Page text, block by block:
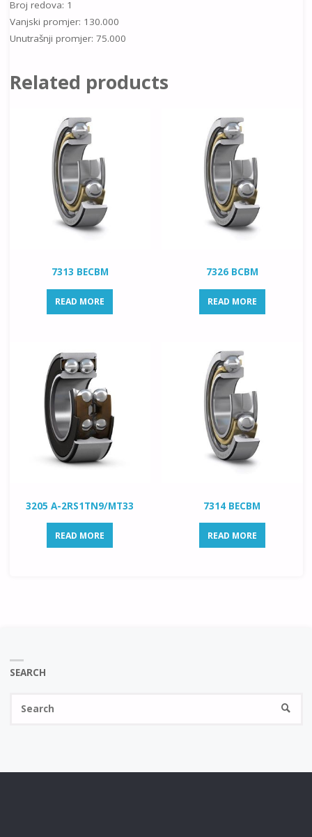
Broj redova: 1
Vanjski promjer: 130.000
Unutrašnji promjer: 75.000
Related products
7313 BECBM
READ MORE
7326 BCBM
READ MORE
3205 A-2RS1TN9/MT33
READ MORE
7314 BECBM
READ MORE
SEARCH